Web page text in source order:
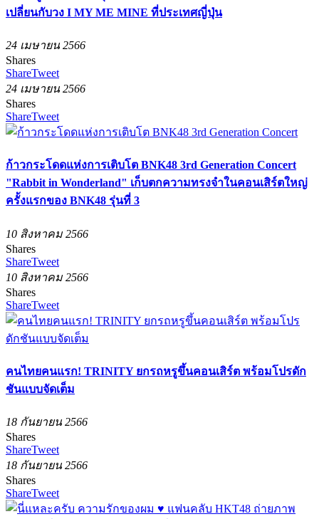
เปลี่ยนกับวง I MY ME MINE ที่ประเทศญี่ปุ่น
24 เมษายน 2566
Shares
ShareTweet
24 เมษายน 2566
Shares
ShareTweet
ก้าวกระโดดแห่งการเติบโต BNK48 3rd Generation Concert
"Rabbit in Wonderland" เก็บตกความทรงจำในคอนเสิร์ตใหญ่
ครั้งแรกของ BNK48 รุ่นที่ 3
10 สิงหาคม 2566
Shares
ShareTweet
10 สิงหาคม 2566
Shares
ShareTweet
คนไทยคนแรก! TRINITY ยกรถหรูขึ้นคอนเสิร์ต พร้อมโปรดัก
ชันแบบจัดเต็ม
18 กันยายน 2566
Shares
ShareTweet
18 กันยายน 2566
Shares
ShareTweet